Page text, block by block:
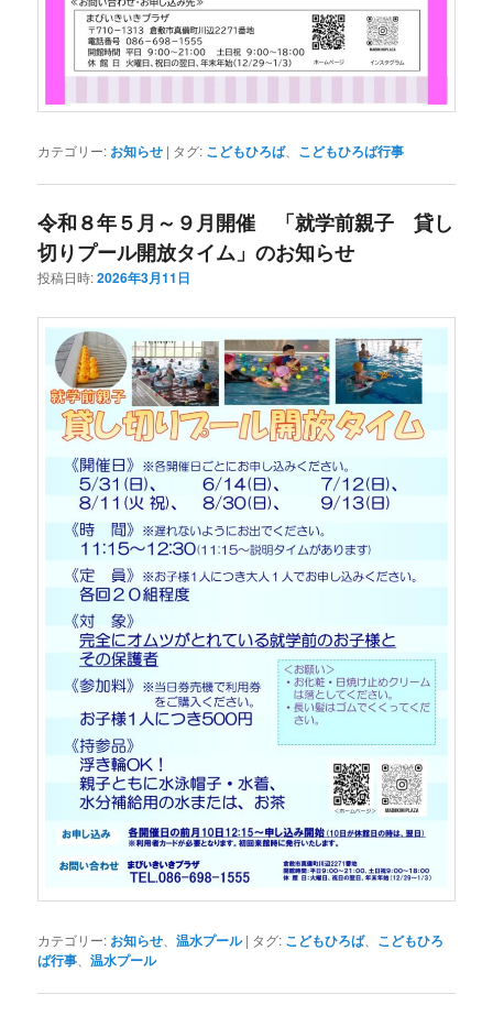
カテゴリー: お知らせ | タグ: こどもひろば、 こどもひろば行事
令和８年５月～９月開催 「就学前親子 貸し
切りプール開放タイム」のお知らせ
投稿日時:2026年3月11日
カテゴリー: お知らせ 、温水プール | タグ: こどもひろば、 こどもひろ
ば行事 、温水プール